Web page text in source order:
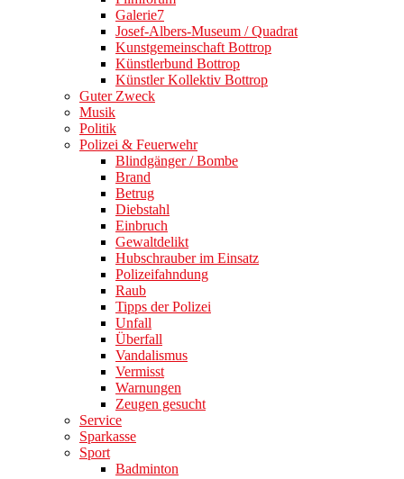
Galerie7
Josef-Albers-Museum / Quadrat
Kunstgemeinschaft Bottrop
Künstlerbund Bottrop
Künstler Kollektiv Bottrop
Guter Zweck
Musik
Politik
Polizei & Feuerwehr
Blindgänger / Bombe
Brand
Betrug
Diebstahl
Einbruch
Gewaltdelikt
Hubschrauber im Einsatz
Polizeifahndung
Raub
Tipps der Polizei
Unfall
Überfall
Vandalismus
Vermisst
Warnungen
Zeugen gesucht
Service
Sparkasse
Sport
Badminton